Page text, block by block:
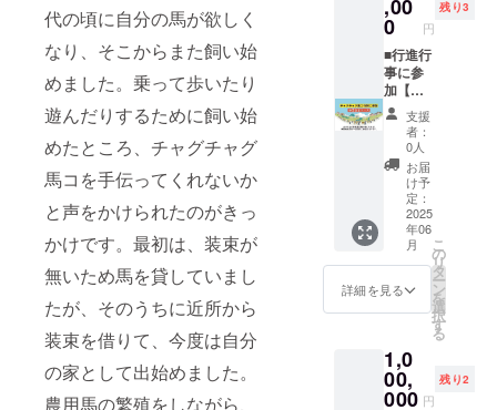
代の頃に自分の馬が欲しく
なり、そこからまた飼い始
めました。乗って歩いたり
遊んだりするために飼い始
めたところ、チャグチャグ
馬コを手伝ってくれないか
と声をかけられたのがきっ
かけです。最初は、装束が
無いため馬を貸していまし
たが、そのうちに近所から
装束を借りて、今度は自分
の家として出始めました。
農用馬の繁殖をしながら、
住所・
氏名・
号は必
ずご入
力くだ
さい。
※返品・
交換は
承って
おりま
せんの
で、あ
らかじ
めご了
さい。
緑・茶
※申込時
に色を
お選び
くださ
い。 ※
表面は
社員証
入れ、
裏面は
着脱可
能な名
刺入れ
が付属
してい
ます。
※首紐を
さを調
節でき
ます。
いでき
るアイ
テムを
製作す
るブラ
ンドで
す。 ■
パス
ケース
・サイ
ズ：縦
約7㎝・
横約11
㎝ ・
色：
黄・
※申込時
お選び
くださ
い。 ※
ル
ン）」B
型就労
支援事
業所で
農用馬
の世話
や装束
製作を
行う
「（一
社）い
わてひ
だまり
農園」
が手が
ける、
装束製
術で日
常づか
いでき
,00
0 円
残り3
■行進行
事に参
加【お
子さま
コー
ス】
2025年
の行進
行事
に、お
子さま
が乗り
手とし
てご参
加いた
だけま
【開催
日程
（予
支援
者：
0人
お届
け予
定：
2025
年06
月
詳細を見る
こ
の
リ
タ
ー
ン
を
選
択
す
る
1,0
00,
000 円
残り2